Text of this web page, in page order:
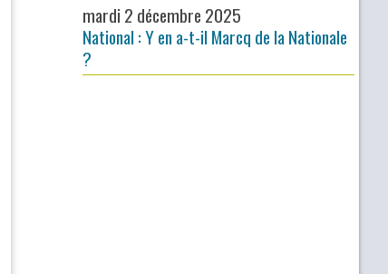
mardi 2 décembre 2025
National : Y en a-t-il Marcq de la Nationale
?